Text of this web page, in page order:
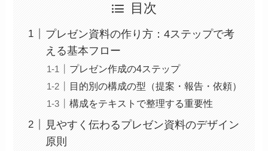
目次
プレゼン資料の作り方：4ステップで考
える基本フロー
プレゼン作成の4ステップ
目的別の構成の型（提案・報告・依頼）
構成をテキストで整理する重要性
見やすく伝わるプレゼン資料のデザイン
原則